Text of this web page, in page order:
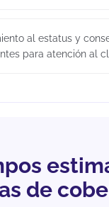
al estatus y
para atención al
de